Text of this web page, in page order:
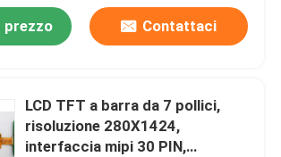
prezzo Contattaci
LCD TFT a barra da 7 pollici,
risoluzione 280X1424,
interfaccia mipi 30 PIN,